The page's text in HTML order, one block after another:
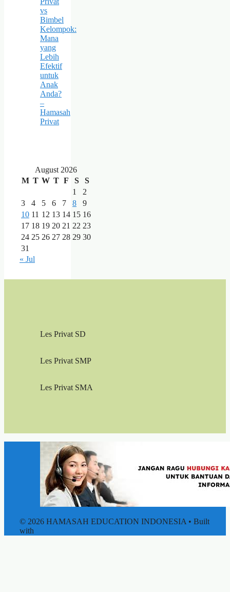
vs
Bimbel
Kelompok:
Mana
yang
Lebih
Efektif
untuk
Anak
Anda?
–
Hamasah
Privat
August 2026
M T W T F S
S
1
2
3
4 5 6 7 8
9
10 11 12 13 14 15 16
17 18 19 20 21 22 23
24 25 26 27 28 29 30
31
« Jul
Les Privat SD
Les Privat SMP
Les Privat SMA
© 2026 HAMASAH EDUCATION INDONESIA • Built
with